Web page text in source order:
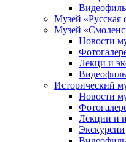
Музей «Русская
Музей
Новости
Лекци и
Исторический
Новости
Лекции и
Экскурсии